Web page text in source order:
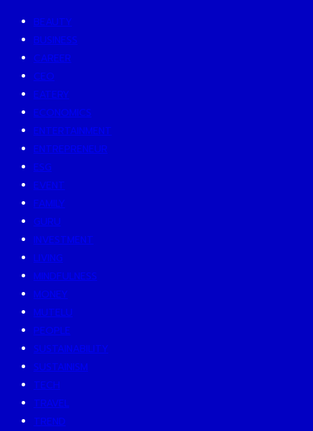
BEAUTY
BUSINESS
CAREER
CEO
EATERY
ECONOMICS
ENTERTAINMENT
ENTREPRENEUR
ESG
EVENT
FAMILY
GURU
INVESTMENT
LIVING
MINDFULNESS
MONEY
MUTELU
PEOPLE
SUSTAINABILITY
SUSTAINISM
TECH
TRAVEL
TREND